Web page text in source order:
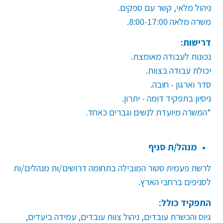
ניהול מלאי, קשר עם ספקים.
משרה מלאה 8:00-17:00
.
דרישות:
נכונות לעבודה מאומצת.
יכולת עבודה בצוות.
סדר וארגון - חובה.
ניסיון בתפקיד דומה - יתרון.
*המשרה מיועדת לנשים וגברים כאחד.
מנהל/ת סניף
לרשת פעמית סטור המובילה בתחומה דרושים/ות מנהלים/ות
לסניפים ברחבי הארץ.
התפקיד כולל:
גיוס והכשרת עובדים, ניהול צוות עובדים, עמידה ביעדים,